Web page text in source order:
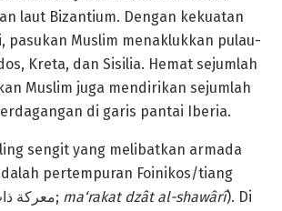
laut Bizantium. Dengan kekuatan
pasukan Muslim menaklukkan pulau-
Kreta, dan Sisilia. Hemat sejumlah
Muslim juga mendirikan sejumlah
di garis pantai Iberia.
sengit yang melibatkan armada
pertempuran Foinikos/tiang
kapal (معركة ذات الصواري; ma‘rakat dzât al-shawârî). Di